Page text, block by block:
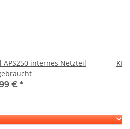
APS250 internes Netzteil
€ *